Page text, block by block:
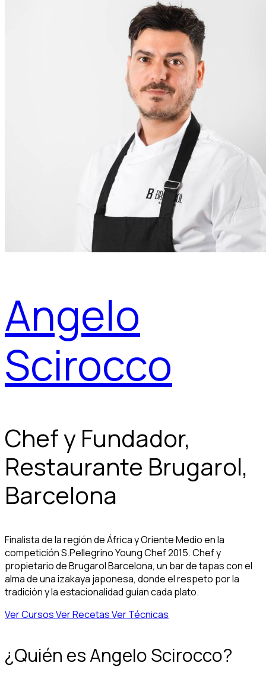
Angelo
Scirocco
Chef y Fundador,
Restaurante Brugarol,
Barcelona
Finalista de la región de África y Oriente Medio en la
competición S.Pellegrino Young Chef 2015. Chef y
propietario de Brugarol Barcelona, un bar de tapas con el
alma de una izakaya japonesa, donde el respeto por la
tradición y la estacionalidad guían cada plato.
Ver CursosVer RecetasVer Técnicas
¿Quién es Angelo Scirocco?